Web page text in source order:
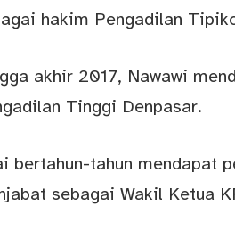
hakim Pengadilan
akhir 2017, Nawawi
Tinggi Denpasar.
bertahun-tahun mendapat
sebagai Wakil Ketua